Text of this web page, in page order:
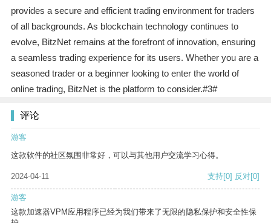
provides a secure and efficient trading environment for traders
of all backgrounds. As blockchain technology continues to
evolve, BitzNet remains at the forefront of innovation, ensuring
a seamless trading experience for its users. Whether you are a
seasoned trader or a beginner looking to enter the world of
online trading, BitzNet is the platform to consider.#3#
评论
游客
这款软件的社区氛围非常好，可以与其他用户交流学习心得。
2024-04-11 支持[0] 反对[0]
游客
这款加速器VPM应用程序已经为我们带来了无限的隐私保护和安全性保